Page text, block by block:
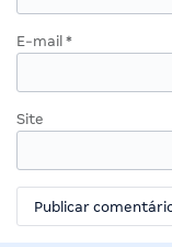
E-mail *
Site